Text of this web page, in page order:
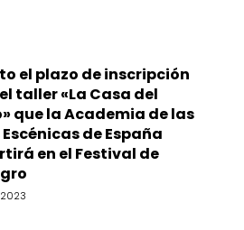
el plazo de inscripción
taller «La Casa del
que la Academia de las
de España
en el Festival de